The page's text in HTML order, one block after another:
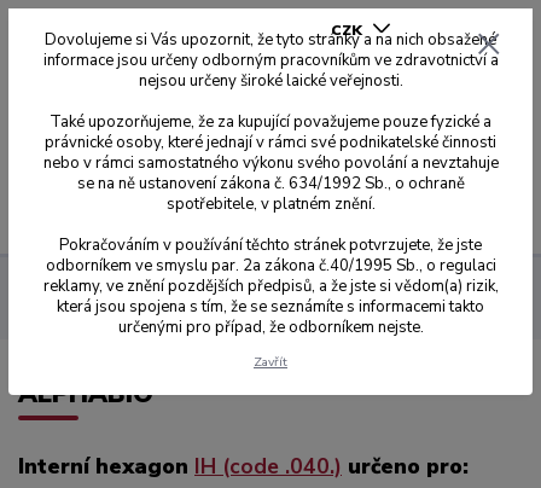
CZK
0,00 Kč
Dynamic Abutment Solution
Úhlované Tibáze Dynamic
ALPHABIO
ALPHABIO
Interní hexagon IH (code .040.) určeno pro:
Dovolujeme si Vás upozornit, že tyto stránky a na nich obsažené
informace jsou určeny odborným pracovníkům ve zdravotnictví a
nejsou určeny široké laické veřejnosti.
Také upozorňujeme, že za kupující považujeme pouze fyzické a
právnické osoby, které jednají v rámci své podnikatelské činnosti
nebo v rámci samostatného výkonu svého povolání a nevztahuje
se na ně ustanovení zákona č. 634/1992 Sb., o ochraně
spotřebitele, v platném znění.
Pokračováním v používání těchto stránek potvrzujete, že jste
odborníkem ve smyslu par. 2a zákona č.40/1995 Sb., o regulaci
reklamy, ve znění pozdějších předpisů, a že jste si vědom(a) rizik,
která jsou spojena s tím, že se seznámíte s informacemi takto
určenými pro případ, že odborníkem nejste.
Zavřít